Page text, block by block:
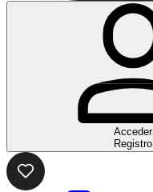
Acceder
Registro